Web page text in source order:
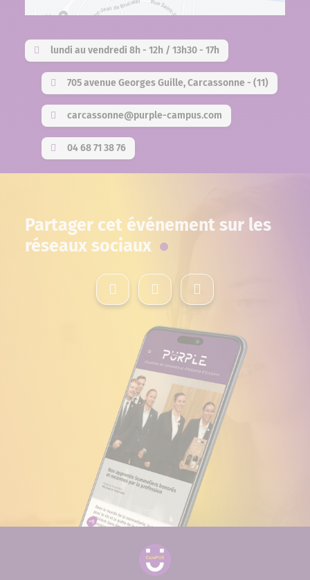
lundi au vendredi 8h - 12h / 13h30 - 17h
705 avenue Georges Guille, Carcassonne - (11)
carcassonne@purple-campus.com
04 68 71 38 76
Partager cet événement sur les
réseaux sociaux